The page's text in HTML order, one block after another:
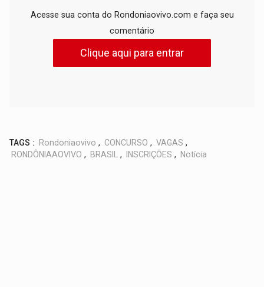
Acesse sua conta do Rondoniaovivo.com e faça seu
comentário
Clique aqui para entrar
TAGS : Rondoniaovivo , CONCURSO , VAGAS ,
RONDÔNIAAOVIVO , BRASIL , INSCRIÇÕES , Notícia